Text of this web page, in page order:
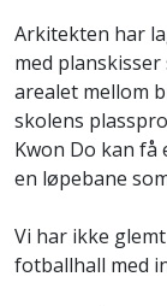
Arkitekten har
med
arealet mellom
skolens
Kwon Do kan
en løpebane
Vi har ikke
fotballhall med